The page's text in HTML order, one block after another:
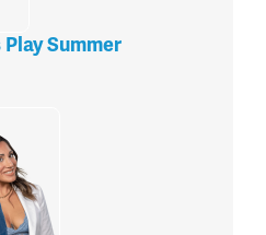
Summer